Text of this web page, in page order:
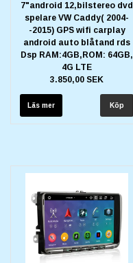
7"android 12,bilstereo dvd
spelare VW Caddy( 2004-
-2015) GPS wifi carplay
android auto blåtand rds
Dsp RAM:4GB,ROM: 64GB,
4G LTE
3.850,00 SEK
Läs mer